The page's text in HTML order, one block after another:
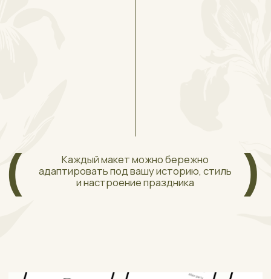
4500 ₽
МАКЕТ №1